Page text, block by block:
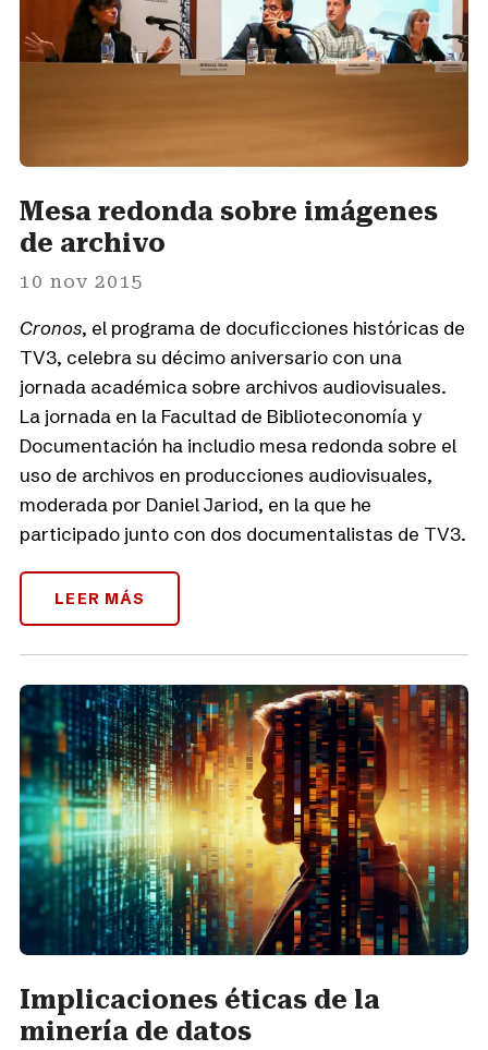
Mesa redonda sobre imágenes
de archivo
10 nov 2015
Cronos, el programa de docuficciones históricas de
TV3, celebra su décimo aniversario con una
jornada académica sobre archivos audiovisuales.
La jornada en la Facultad de Biblioteconomía y
Documentación ha includio mesa redonda sobre el
uso de archivos en producciones audiovisuales,
moderada por Daniel Jariod, en la que he
participado junto con dos documentalistas de TV3.
LEER MÁS
Implicaciones éticas de la
minería de datos